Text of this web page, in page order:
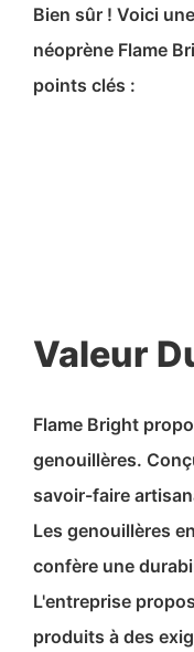
Bien sûr ! Voici
néoprène Flame
points clés :
Valeur
Flame Bright
genouillères.
savoir-faire
Les genouillères
confère une
L'entreprise
produits à des